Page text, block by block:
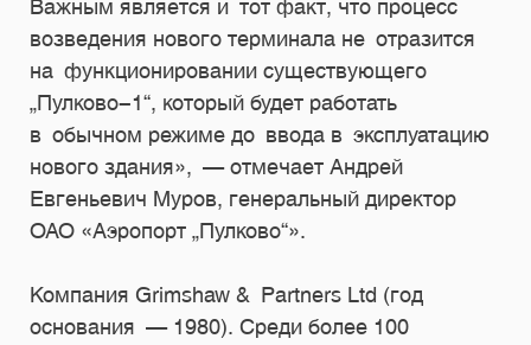
Важным является и тот факт, что процесс
возведения нового терминала не отразится
на функционировании существующего
„Пулково-1“, который будет работать
в обычном режиме до ввода в эксплуатацию
нового здания», — отмечает Андрей
Евгеньевич Муров, генеральный директор
ОАО «Аэропорт „Пулково“».
Компания Grimshaw & Partners Ltd (год
основания — 1980). Среди более 100